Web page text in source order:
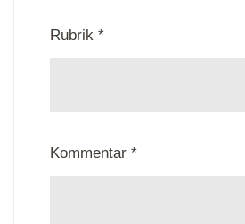
Rubrik *
Kommentar *